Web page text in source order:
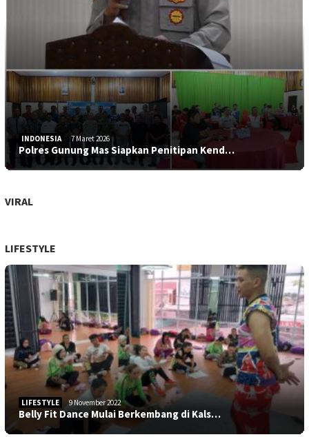
INDONESIA 7 Maret 2026
Polres Gunung Mas Siapkan Penitipan Kend…
VIRAL
LIFESTYLE
LIFESTYLE 9 November 2022
Belly Fit Dance Mulai Berkembang di Kals…